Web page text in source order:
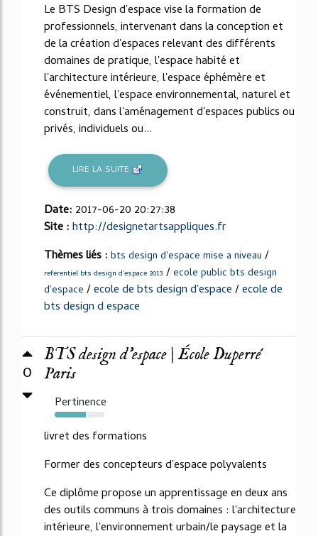
Le BTS Design d'espace vise la formation de
professionnels, intervenant dans la conception et
de la création d'espaces relevant des différents
domaines de pratique, l'espace habité et
l'architecture intérieure, l'espace éphémère et
événementiel, l'espace environnemental, naturel et
construit, dans l'aménagement d'espaces publics ou
privés, individuels ou...
LIRE LA SUITE
Date: 2017-06-20 20:27:38
Site :http://designetartsappliques.fr
Thèmes liés : bts design d'espace mise a niveau /
referentiel bts design d'espace 2013 /ecole public bts design
d'espace /ecole de bts design d'espace/ecole de
bts design d espace
0
BTS design d’espace | École Duperré
Paris
Pertinence
63%
livret des formations
Former des concepteurs d'espace polyvalents
Ce diplôme propose un apprentissage en deux ans
des outils communs à trois domaines : l'architecture
intérieure, l'environnement urbain/le paysage et la